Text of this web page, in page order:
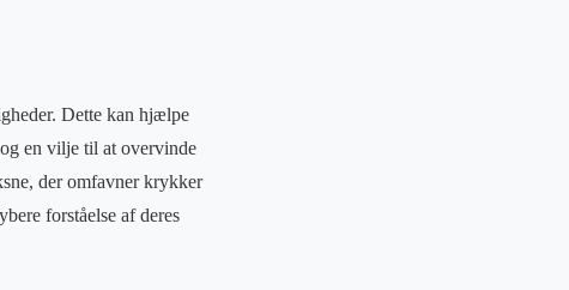
Dette kan hjælpe
en vilje til at overvinde
der omfavner krykker
forståelse af deres